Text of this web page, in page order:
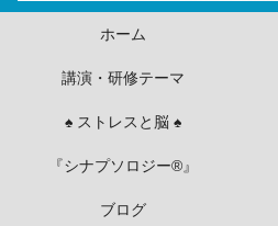
ホーム
講演・研修テーマ
♠ ストレスと脳 ♠
『シナプソロジー®』
ブログ